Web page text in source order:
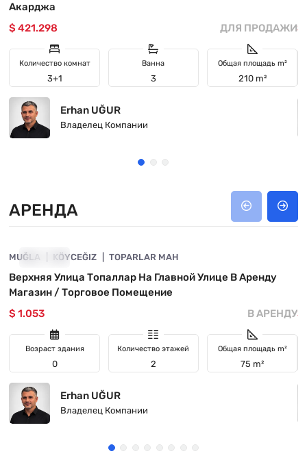
Акарджа
$ 421.298
ДЛЯ ПРОДАЖИ
Количество комнат
3+1
Ванна
3
Общая площадь m²
210 m²
Erhan UĞUR
Владелец Компании
$
АРЕНДА
АРЕНДА
MUĞLA KÖYCEĞIZ TOPARLAR MAH
Верхняя Улица Топаллар На Главной Улице В Аренду
Магазин / Торговое Помещение
$ 1.053
В АРЕНДУ
Возраст здания
0
Количество этажей
2
Общая площадь m²
75 m²
Erhan UĞUR
Владелец Компании
$